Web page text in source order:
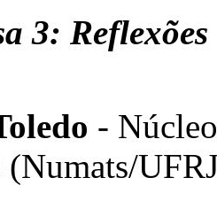
3:
-
(Numats/